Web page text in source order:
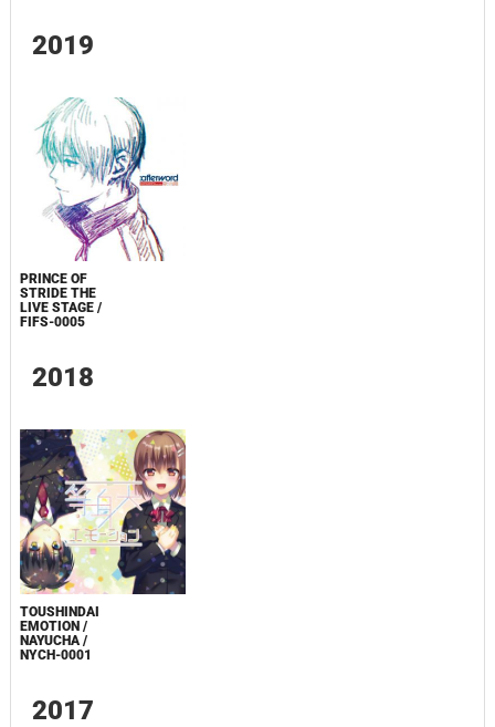
2019
PRINCE OF
STRIDE THE
LIVE STAGE /
FIFS-0005
2018
TOUSHINDAI
EMOTION /
NAYUCHA /
NYCH-0001
2017